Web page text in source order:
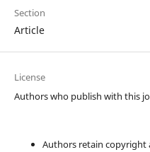
Section
Article
License
Authors who publish with this
Authors retain